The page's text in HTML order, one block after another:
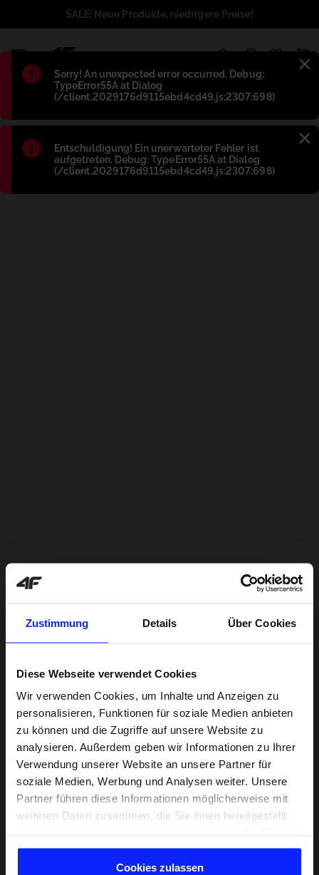
Zustimmung Details Über Cookies
Diese Webseite verwendet Cookies
Wir verwenden Cookies, um Inhalte und Anzeigen zu
personalisieren, Funktionen für soziale Medien anbieten
zu können und die Zugriffe auf unsere Website zu
analysieren. Außerdem geben wir Informationen zu Ihrer
Verwendung unserer Website an unsere Partner für
soziale Medien, Werbung und Analysen weiter. Unsere
Partner führen diese Informationen möglicherweise mit
weiteren Daten zusammen, die Sie ihnen bereitgestellt
gesammelt haben.
Cookies zulassen
Błąd:
Sorry! An unexpected error occurred. Debug:
TypeError55A at Dialog
(/client.2029176d9115ebd4cd49.js:2307:698)
Błąd:
Entschuldigung! Ein unerwarteter Fehler ist
aufgetreten. Debug: TypeError55A at Dialog
(/client.2029176d9115ebd4cd49.js:2307:698)
SALE: Neue Produkte, niedrigere Preise!